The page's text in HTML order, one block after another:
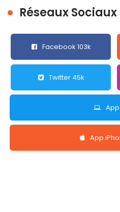
Réseaux
Facebook 103k
Twitter 45k
App